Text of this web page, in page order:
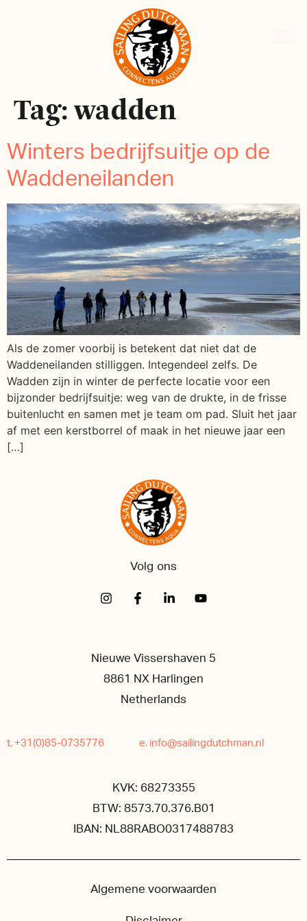
Tag:wadden
Winters bedrijfsuitje op de
Waddeneilanden
Als de zomer voorbij is betekent dat niet dat de
Waddeneilanden stilliggen. Integendeel zelfs. De
Wadden zijn in winter de perfecte locatie voor een
bijzonder bedrijfsuitje: weg van de drukte, in de frisse
buitenlucht en samen met je team om pad. Sluit het jaar
af met een kerstborrel of maak in het nieuwe jaar een
[…]
Volg ons
Nieuwe Vissershaven 5
8861 NX Harlingen
Netherlands
t. +31(0)85-0735776 e. info@sailingdutchman.nl
KVK: 68273355
BTW: 8573.70.376.B01
IBAN: NL88RABO0317488783
Algemene voorwaarden